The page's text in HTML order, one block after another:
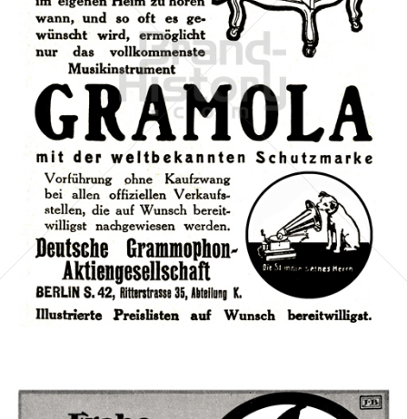
Deutsche Grammophon Akt.-Ges., Berlin
Deutsche Grammophon
1911